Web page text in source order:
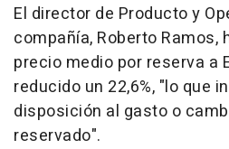
El director de Producto y
compañía, Roberto Ramos,
precio medio por reserva a
reducido un 22,6%, "lo que
disposición al gasto o
reservado".